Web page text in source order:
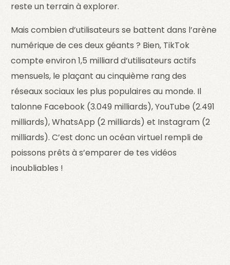
reste un terrain à explorer.
Mais combien d’utilisateurs se battent dans l’arène
numérique de ces deux géants ? Bien, TikTok
compte environ 1,5 milliard d’utilisateurs actifs
mensuels, le plaçant au cinquième rang des
réseaux sociaux les plus populaires au monde. Il
talonne Facebook (3.049 milliards), YouTube (2.491
milliards), WhatsApp (2 milliards) et Instagram (2
milliards). C’est donc un océan virtuel rempli de
poissons prêts à s’emparer de tes vidéos
inoubliables !